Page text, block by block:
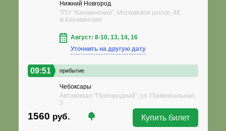
Нижний Новгород
ТПУ "Канавинский", Московское шоссе, 4Е,
м.Канавинская
Август: 8-10, 13, 14, 16
Уточнить на другую дату
09:51 прибытие
Чебоксары
Автовокзал "Пригородный", ул. Привокзальная,
3
1560 руб. Купить билет